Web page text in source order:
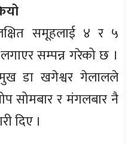
समूहलाई ४ र ५
सम्पन्न गरेको छ ।
डा खगेश्वर गेलालले
सोमबार र मंगलबार नै
दिए ।